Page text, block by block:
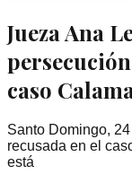
Jueza Ana
caso
Santo Domingo,
recusada en el
está